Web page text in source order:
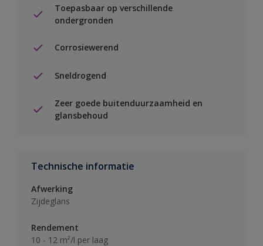
Toepasbaar op verschillende
ondergronden
Corrosiewerend
Sneldrogend
Zeer goede buitenduurzaamheid en
glansbehoud
Technische informatie
Afwerking
Zijdeglans
Rendement
10 - 12 m²/l per laag